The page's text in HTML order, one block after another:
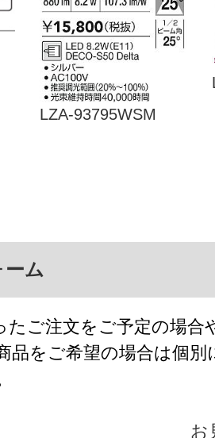
LZA-93795WSM
ーム
たご注文をご予定の場合
品をご希望の場合は個別
お